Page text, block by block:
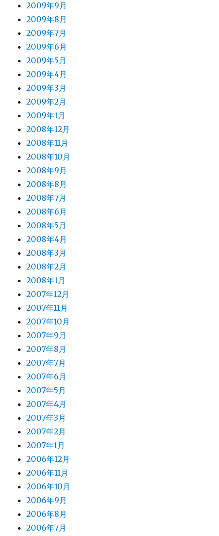
2009年9月
2009年8月
2009年7月
2009年6月
2009年5月
2009年4月
2009年3月
2009年2月
2009年1月
2008年12月
2008年11月
2008年10月
2008年9月
2008年8月
2008年7月
2008年6月
2008年5月
2008年4月
2008年3月
2008年2月
2008年1月
2007年12月
2007年11月
2007年10月
2007年9月
2007年8月
2007年7月
2007年6月
2007年5月
2007年4月
2007年3月
2007年2月
2007年1月
2006年12月
2006年11月
2006年10月
2006年9月
2006年8月
2006年7月